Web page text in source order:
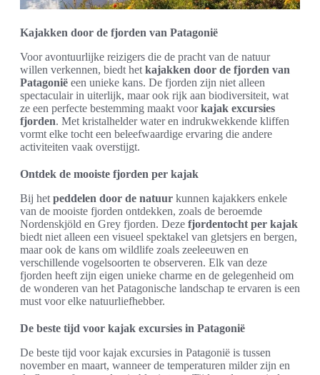
Kajakken door de fjorden van Patagonië
Voor avontuurlijke reizigers die de pracht van de natuur
willen verkennen, biedt het kajakken door de fjorden van
Patagonië een unieke kans. De fjorden zijn niet alleen
spectaculair in uiterlijk, maar ook rijk aan biodiversiteit, wat
ze een perfecte bestemming maakt voorkajak excursies
fjorden. Met kristalhelder water en indrukwekkende kliffen
vormt elke tocht een beleefwaardige ervaring die andere
activiteiten vaak overstijgt.
Ontdek de mooiste fjorden per kajak
Bij het peddelen door de natuur kunnen kajakkers enkele
van de mooiste fjorden ontdekken, zoals de beroemde
Nordenskjöld en Grey fjorden. Deze fjordentocht per kajak
biedt niet alleen een visueel spektakel van gletsjers en bergen,
maar ook de kans om wildlife zoals zeeleeuwen en
verschillende vogelsoorten te observeren. Elk van deze
fjorden heeft zijn eigen unieke charme en de gelegenheid om
de wonderen van het Patagonische landschap te ervaren is een
must voor elke natuurliefhebber.
De beste tijd voor kajak excursies in Patagonië
De beste tijd voor kajak excursies in Patagonië is tussen
november en maart, wanneer de temperaturen milder zijn en